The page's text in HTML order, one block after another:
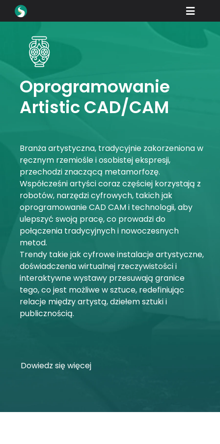
Toggle
Pliki do pobrania
Proszę się uczyć
Jak kupować
Branże
Firma
Portal dealera
Wsparcie
Moje konto
Proszę się zalogować
Oprogramowanie
Artistic CAD/CAM
Branża artystyczna, tradycyjnie zakorzeniona w
ręcznym rzemiośle i osobistej ekspresji,
przechodzi znaczącą metamorfozę.
Współcześni artyści coraz częściej korzystają z
robotów, narzędzi cyfrowych, takich jak
oprogramowanie CAD CAM i technologii, aby
ulepszyć swoją pracę, co prowadzi do
połączenia tradycyjnych i nowoczesnych
metod.
Trendy takie jak cyfrowe instalacje artystyczne,
doświadczenia wirtualnej rzeczywistości i
interaktywne wystawy przesuwają granice
tego, co jest możliwe w sztuce, redefiniując
relacje między artystą, dziełem sztuki i
publicznością.
Dowiedz się więcej